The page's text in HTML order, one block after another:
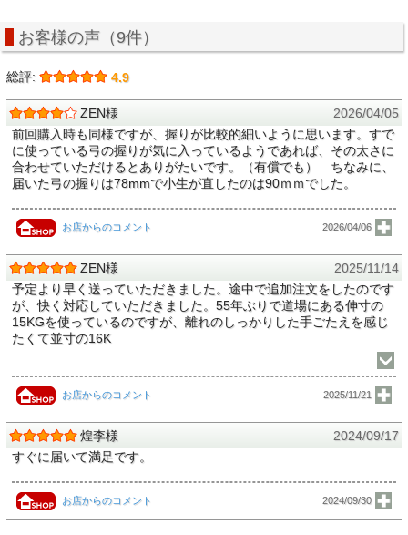
お客様の声（9件）
総評: 4.9
ZEN様
2026/04/05
前回購入時も同様ですが、握りが比較的細いように思います。すで
に使っている弓の握りが気に入っているようであれば、その太さに
合わせていただけるとありがたいです。（有償でも） ちなみに、
届いた弓の握りは78mmで小生が直したのは90ｍｍでした。
お店からのコメント 2026/04/06
ZEN様
2025/11/14
予定より早く送っていただきました。途中で追加注文をしたのです
が、快く対応していただきました。55年ぶりで道場にある伸寸の
15KGを使っているのですが、離れのしっかりした手ごたえを感じ
たくて並寸の16K
お店からのコメント 2025/11/21
煌李様
2024/09/17
すぐに届いて満足です。
お店からのコメント 2024/09/30